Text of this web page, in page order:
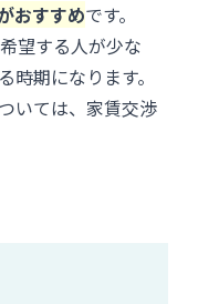
おすすめです。
望する人が少な
時期になります。
いては、家賃交渉